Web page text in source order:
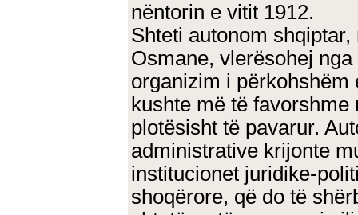
nëntorin e vitit 1912.
Shteti autonom
Osmane, vlerësohej
organizim i përkohshëm
kushte më të
plotësisht të pavarur.
administrative krijonte
institucionet juridike-
shoqërore, që do të